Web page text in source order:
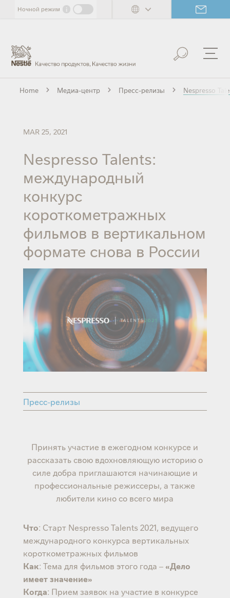
content
Ночной режим i
Home Медиа-центр Пресс-релизы Nespresso
Nespresso Talents:
международный
конкурс
короткометражных
фильмов в вертикальном
формате снова в России
MAR 25, 2021
Пресс-релизы
Принять участие в ежегодном конкурсе и
рассказать свою вдохновляющую историю о
силе добра приглашаются начинающие и
профессиональные режиссеры, а также
любители кино со всего мира
Что: Старт Nespresso Talents 2021, ведущего
международного конкурса вертикальных
короткометражных фильмов
Как: Тема для фильмов этого года – «Дело
имеет значение»
Когда: Прием заявок на участие в конкурсе